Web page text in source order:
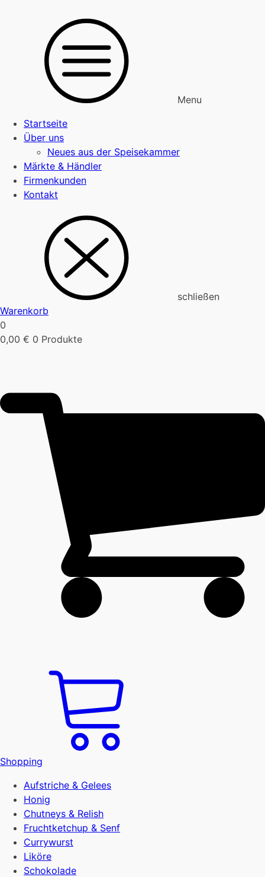
Menu
Startseite
Über uns
Neues aus der Speisekammer
Märkte & Händler
Firmenkunden
Kontakt
schließen
Warenkorb
0
0,00 € 0 Produkte
Shopping
Aufstriche & Gelees
Honig
Chutneys & Relish
Fruchtketchup & Senf
Currywurst
Liköre
Schokolade